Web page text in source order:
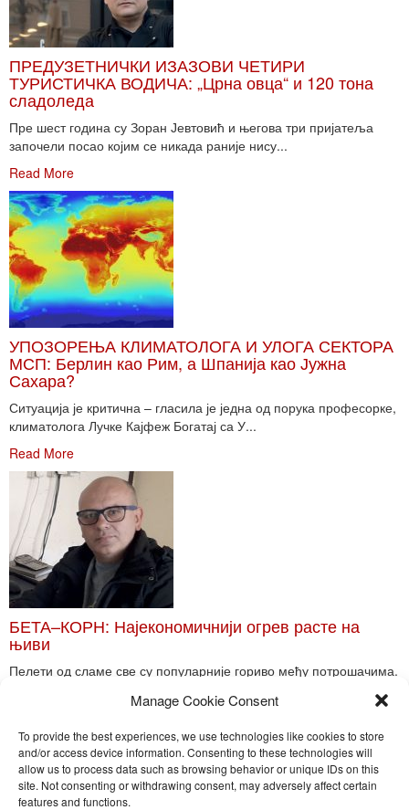
Manage Cookie Consent
To provide the best experiences, we use technologies like cookies to store
and/or access device information. Consenting to these technologies will
allow us to process data such as browsing behavior or unique IDs on this
site. Not consenting or withdrawing consent, may adversely affect certain
features and functions.
ПРЕДУЗЕТНИЧКИ ИЗАЗОВИ ЧЕТИРИ
ТУРИСТИЧКА ВОДИЧА: „Црна овца“ и 120 тона
сладоледа
Пре шест година су Зоран Јевтовић и његова три пријатеља
започели посао којим се никада раније нису...
Read More
УПОЗОРЕЊА КЛИМАТОЛОГА И УЛОГА СЕКТОРА
МСП: Берлин као Рим, а Шпанија као Јужна
Сахара?
Ситуација је критична – гласила је једна од порука професорке,
климатолога Лучке Кајфеж Богатај са У...
Read More
БЕТА–КОРН: Најекономичнији огрев расте на
њиви
Пелети од сламе све су популарније гориво међу потрошачима.
Toggle